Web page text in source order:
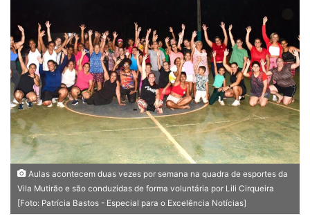
m
e
-
m
a
i
Aulas acontecem duas vezes por semana na quadra de esportes da
Vila Mutirão e são conduzidas de forma voluntária por Lili Cirqueira
[Foto: Patrícia Bastos - Especial para o Excelência Notícias]